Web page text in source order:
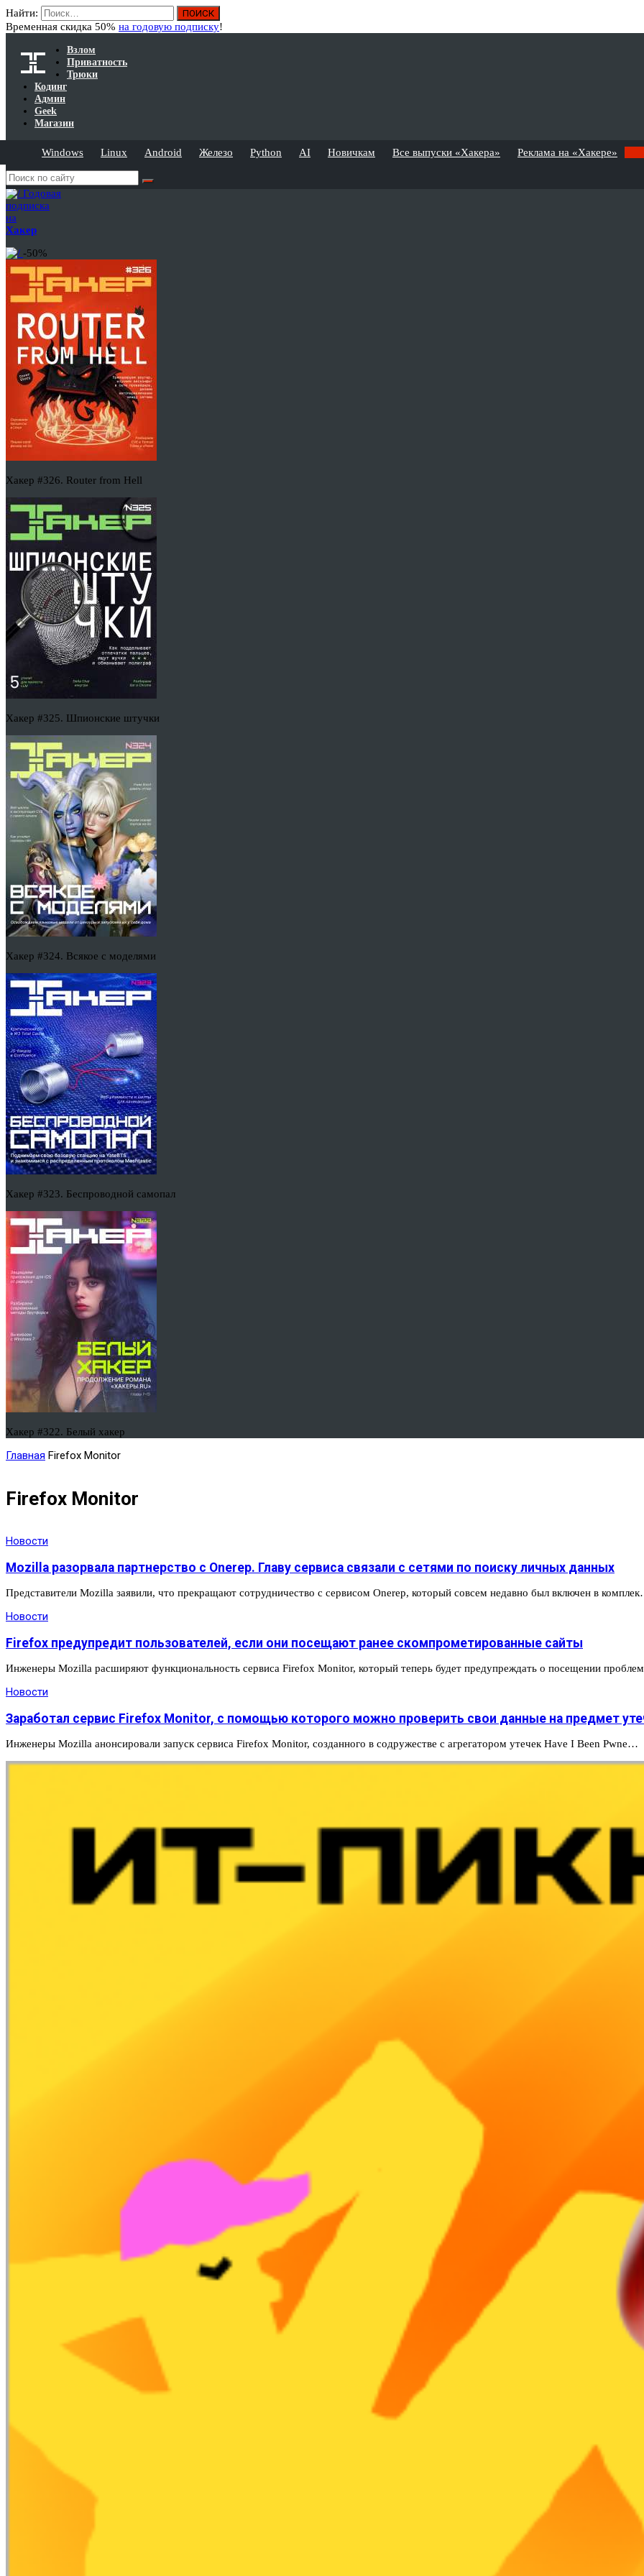
Найти:
Временная скидка 50% на годовую подписку!
Взлом
Приватность
Трюки
Кодинг
Админ
Geek
Магазин
Windows Linux Android Железо Python AI Новичкам Все выпуски «Хакера» Реклама на «Хакере»
Годовая
подписка
на
Хакер
-50%
Хакер #326. Router from Hell
Хакер #325. Шпионские штучки
Хакер #324. Всякое с моделями
Хакер #323. Беспроводной самопал
Хакер #322. Белый хакер
Главная Firefox Monitor
Firefox Monitor
Новости
Mozilla разорвала партнерство с Onerep. Главу сервиса связали с сетями по поиску личных данных
Представители Mozilla заявили, что прекращают сотрудничество с сервисом Onerep, который совсем недавно был включен в
Новости
Firefox предупредит пользователей, если они посещают ранее скомпрометированные сайты
Инженеры Mozilla расширяют функциональность сервиса Firefox Monitor, который теперь будет предупреждать о посещении
Новости
Заработал сервис Firefox Monitor, с помощью которого можно проверить свои данные на предмет
Инженеры Mozilla анонсировали запуск сервиса Firefox Monitor, созданного в содружестве с агрегатором утечек Have I Been Pwne…